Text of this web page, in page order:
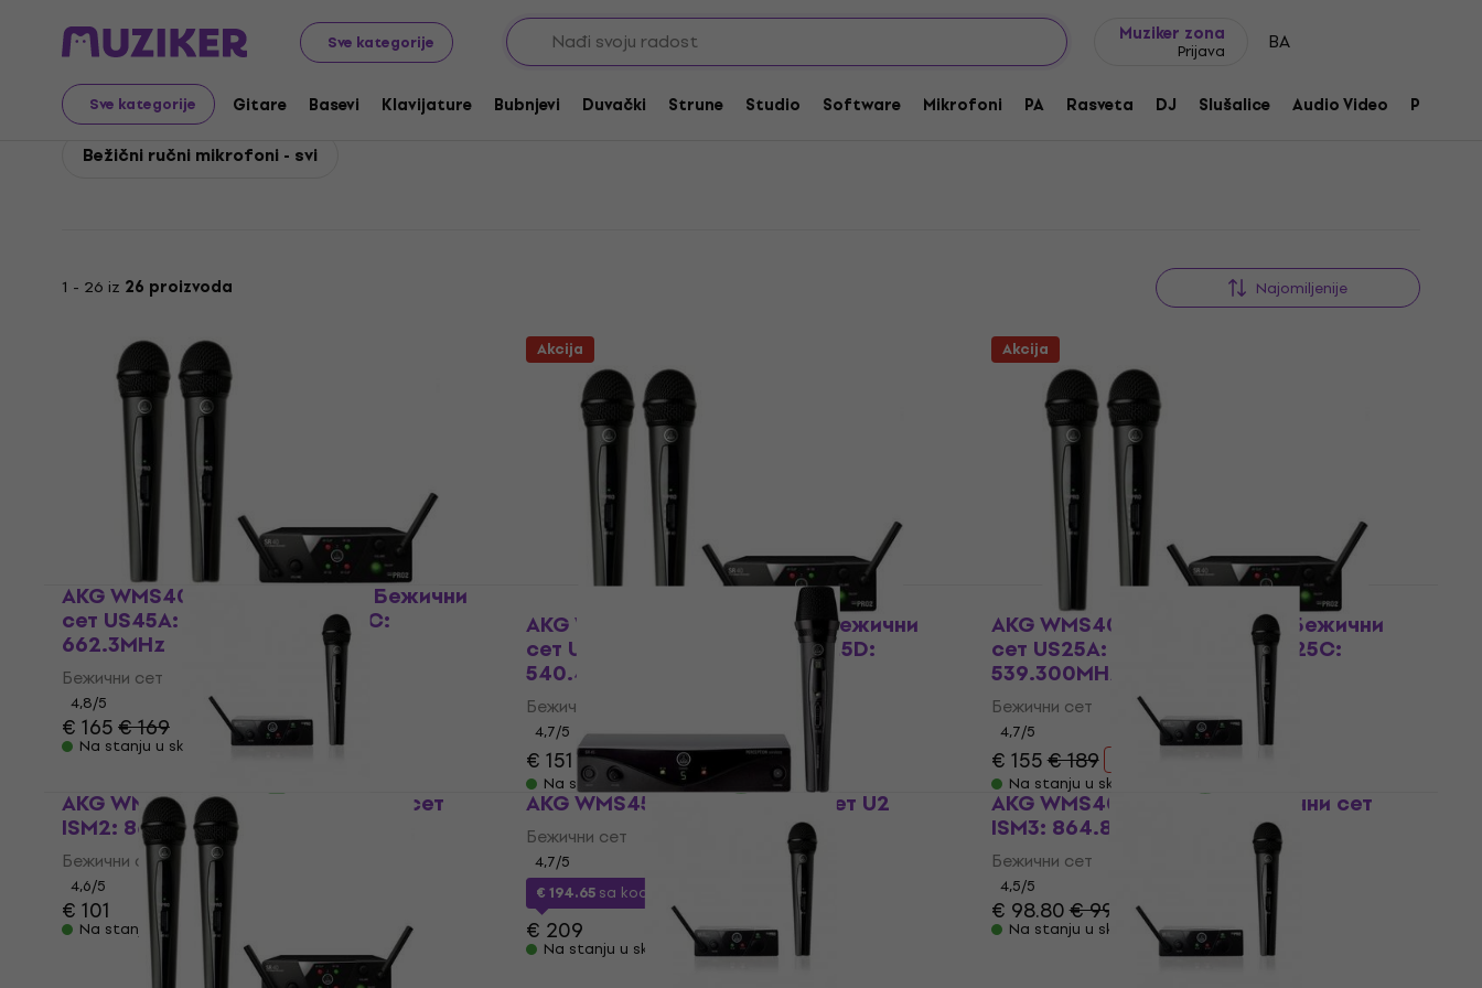
Sve kategorije
Muziker zona
Prijava BA
Sve kategorije Gitare Basevi Klavijature Bubnjevi Duvački Strune Studio Software Mikrofoni PA Rasveta DJ Slušalice Audio Video Pribor
AKG PA Bežični sistemi AKG Bežični ručni mikrofoni
AKG Bežični ručni mikrofoni
Bežični ručni mikrofoni - svi
1 - 26 iz 26 proizvoda Najomiljenije
AKG WMS40 Mini2 Vocal Dual Бежични
сет US45A: 660.7MHz + US45C:
662.3MHz
Бежични сет
4,8/5
€ 165€ 169
Na stanju u skladištu
Akcija
AKG WMS40 Mini Dual Vocal Бежични
сет US25B: 537.900MHz + US25D:
540.400MHz
Бежични сет
4,7/5
€ 151 € 169
- 11 %
Na stanju u skladištu
Akcija
AKG WMS40 Mini Dual Vocal Бежични
сет US25A: 537.500MHz + US25C:
539.300MHz
Бежични сет
4,7/5
€ 155€ 189
Na stanju u skladištu
AKG WMS40 MINI Vocal Бежични сет
ISM2: 864.375MHz
Бежични сет
4,6/5
€ 101
Na stanju u skladištu
AKG WMS45 Vocal Бежични сет U2
Бежични сет
4,7/5
€ 194.65sa kodom
€ 209
Na stanju u skladištu
AKG WMS40 Mini Vocal Бежични сет
ISM3: 864.85MHz
Бежични сет
4,5/5
€ 98.80€ 99.90
Na stanju u skladištu